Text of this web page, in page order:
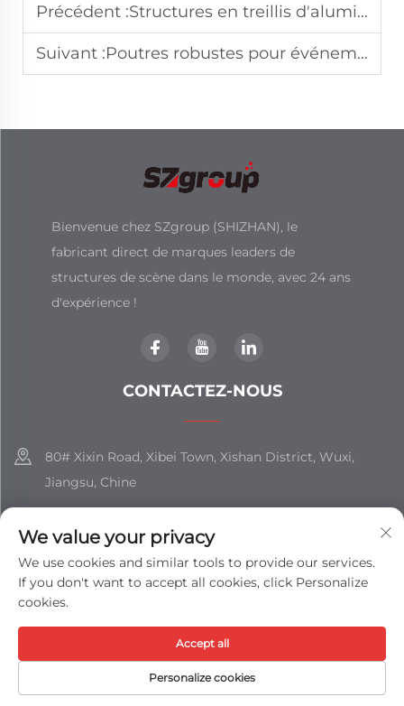
Précédent :Structures en treillis d'aluminium pour salles d'exposition
Suivant :Poutres robustes pour événements avec grandes installations LED
Bienvenue chez SZgroup (SHIZHAN), le
fabricant direct de marques leaders de
structures de scène dans le monde, avec 24 ans
d'expérience !
CONTACTEZ-NOUS
80# Xixin Road, Xibei Town, Xishan District, Wuxi,
Jiangsu, Chine
[email protected]
Tous droits réservés © JIANGSU SHIZHAN GROUP CO., LTD. -
Politique de confidentialité
We value your privacy
We use cookies and similar tools to provide our services.
If you don't want to accept all cookies, click Personalize
cookies.
Personalize cookies
Accept all